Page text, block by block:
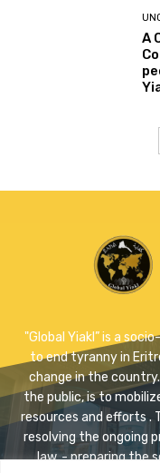
A
"Global Yiakl” is a
to end tyranny in
change in the
the public, is to
resources and efforts .
resolving the ongoing
law, - preparing the